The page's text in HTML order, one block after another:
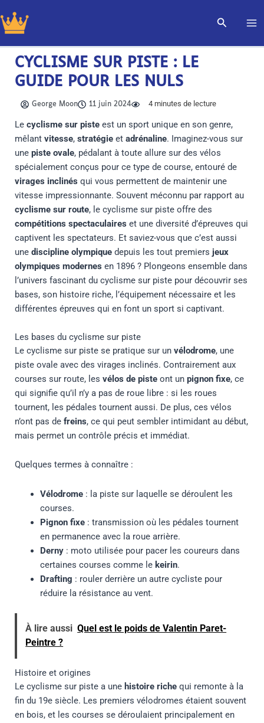
au
contenu
CYCLISME SUR PISTE : LE
GUIDE POUR LES NULS
George Moon 11 juin 2024 4minutes de lecture
Le cyclisme sur pisteest un sport unique en son genre,
mêlant vitesse, stratégieet adrénaline. Imaginez-vous sur
une piste ovale, pédalant à toute allure sur des vélos
spécialement conçus pour ce type de course, entouré de
virages inclinés qui vous permettent de maintenir une
vitesse impressionnante. Souvent méconnu par rapport au
cyclisme sur route, le cyclisme sur piste offre des
compétitions spectaculaires et une diversité d’épreuves qui
captivent les spectateurs. Et saviez-vous que c’est aussi
une discipline olympiquedepuis les tout premiers jeux
olympiques modernes en 1896 ? Plongeons ensemble dans
l’univers fascinant du cyclisme sur piste pour découvrir ses
bases, son histoire riche, l’équipement nécessaire et les
différentes épreuves qui en font un sport si captivant.
Les bases du cyclisme sur piste
Le cyclisme sur piste se pratique sur un vélodrome, une
piste ovale avec des virages inclinés. Contrairement aux
courses sur route, les vélos de pisteont un pignon fixe, ce
qui signifie qu’il n’y a pas de roue libre : si les roues
tournent, les pédales tournent aussi. De plus, ces vélos
n’ont pas de freins, ce qui peut sembler intimidant au début,
mais permet un contrôle précis et immédiat.
Quelques termes à connaître :
Vélodrome : la piste sur laquelle se déroulent les
courses.
Pignon fixe : transmission où les pédales tournent
en permanence avec la roue arrière.
Derny : moto utilisée pour pacer les coureurs dans
certaines courses comme le keirin.
Drafting : rouler derrière un autre cycliste pour
réduire la résistance au vent.
À lire aussi Quel est le poids de Valentin Paret-
Peintre ?
Histoire et origines
Le cyclisme sur piste a une histoire richequi remonte à la
fin du 19e siècle. Les premiers vélodromes étaient souvent
en bois, et les courses se déroulaient principalement en